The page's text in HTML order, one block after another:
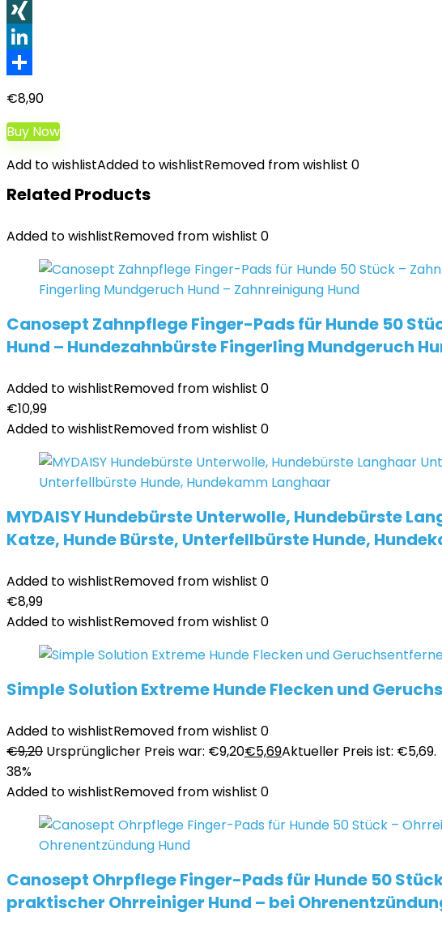
WhatsApp
XING
LinkedIn
€8,90
Buy Now
Add to wishlistAdded to wishlistRemoved from wishlist 0
Related Products
Added to wishlistRemoved from wishlist 0
Canosept Zahnpflege Finger-Pads für Hunde 50
Hund – Hundezahnbürste Fingerling Mundgeruch
Added to wishlistRemoved from wishlist 0
€10,99
Added to wishlistRemoved from wishlist 0
MYDAISY Hundebürste Unterwolle, Hundebürste
Katze, Hunde Bürste, Unterfellbürste Hunde,
Added to wishlistRemoved from wishlist 0
€8,99
Added to wishlistRemoved from wishlist 0
Simple Solution Extreme Hunde Flecken und
Added to wishlistRemoved from wishlist 0
€9,20 Ursprünglicher Preis war: €9,20€5,69Aktueller Preis ist: €5,69.
38%
Added to wishlistRemoved from wishlist 0
Canosept Ohrpflege Finger-Pads für Hunde 50
praktischer Ohrreiniger Hund – bei